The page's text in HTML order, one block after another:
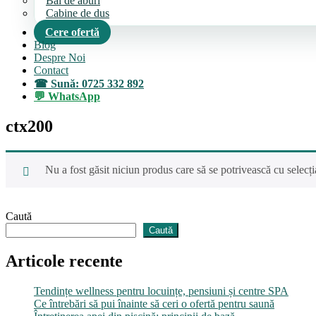
Cabine de dus
Cere ofertă
Blog
Despre Noi
Contact
Sună: 0725 332 892
WhatsApp
ctx200
Nu a fost găsit niciun produs care să se potrivească cu
Caută
Caută
Articole recente
Tendințe wellness pentru locuințe, pensiuni și centre SPA
Ce întrebări să pui înainte să ceri o ofertă pentru saună